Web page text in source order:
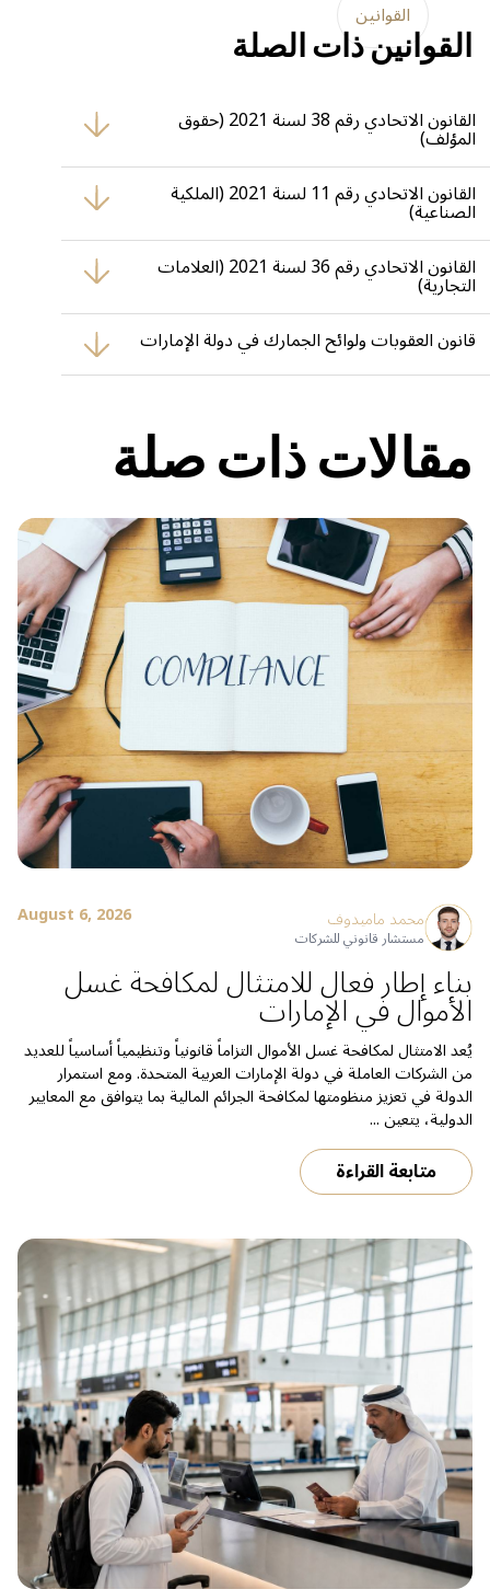
القوانين
القوانين ذات الصلة
القانون الاتحادي رقم 38 لسنة 2021 (حقوق المؤلف)
يحمي الأعمال الأدبية والفنية والبرمجيات، ويوضّح طرق الانتهاك وسبل
المطالبة القانونية بالتعويض. القانون الاتحادي رقم 11 لسنة 2021 (الملكية الصناعية)
ينظّم براءات الاختراع والتصاميم الصناعية، ويُتيح مقاضاة منتهكي
الحقوق المسجلة. القانون الاتحادي رقم 36 لسنة 2021 (العلامات التجارية)
يُحدّد حقوق مالكي العلامات ويوفّر آليات تنفيذ قانونية ضد من يعتدي
عليها.
قانون العقوبات ولوائح الجمارك في دولة الإمارات
تُخوّل الجهات الرسمية ضبط المنتجات المقلدة وتوقيع عقوبات جنائية
مقالات ذات صلة
محمد ماميدوف
مستشار قانوني للشركات
August 6, 2026
بناء إطار فعال للامتثال لمكافحة غسل
الأموال في الإمارات
يُعد الامتثال لمكافحة غسل الأموال التزاماً قانونياً وتنظيمياً أساسياً للعديد
من الشركات العاملة في دولة الإمارات العربية المتحدة. ومع استمرار
الدولة في تعزيز منظومتها لمكافحة الجرائم المالية بما يتوافق مع المعايير
الدولية، يتعين ...
متابعة القراءة